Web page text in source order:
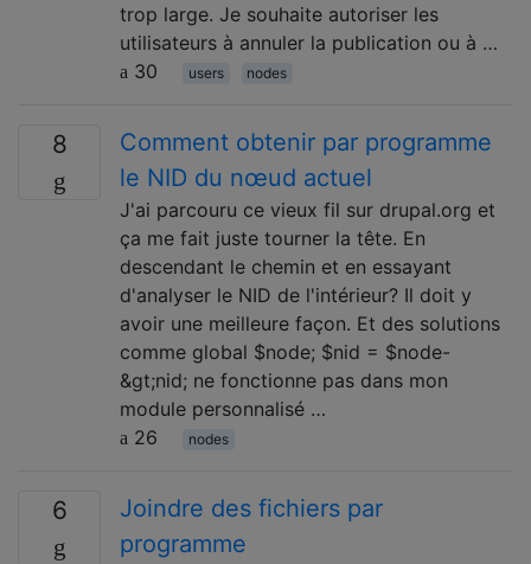
trop large. Je souhaite autoriser les
utilisateurs à annuler la publication ou à …
30
users nodes
8
Comment obtenir par programme
le NID du nœud actuel
J'ai parcouru ce vieux fil sur drupal.org et
ça me fait juste tourner la tête. En
descendant le chemin et en essayant
d'analyser le NID de l'intérieur? Il doit y
avoir une meilleure façon. Et des solutions
comme global $node; $nid = $node-
&gt;nid; ne fonctionne pas dans mon
module personnalisé …
26
nodes
6
Joindre des fichiers par
programme